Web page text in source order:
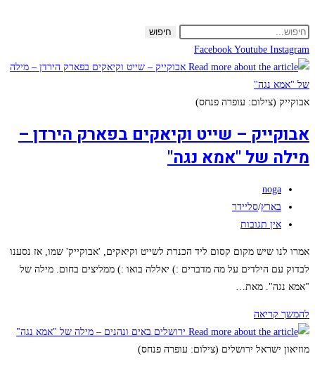
to
content
חיפוש
Facebook Youtube Instagram
אבוקייק (צילום: עופרה פנחס)
אבוקייק – שייט וקיאקים בפארק הירדן –
מילה של "אמא נגה"
מחבר:
noga
קטגוריה:
בארץ/סליידר
תגובות:
אין תגובות
אמרו לנו שיש מקום קסום ליד הכנרת לשייט וקיאקים, 'אבוקייק' שמו, אז נסענו
לבדוק עם הילדים על מה מדברים :) יאללה בואו :) ממליצים בחום. מילה של
"אמא נגה". מאת…
להמשך קריאהאבוקייק
–
שייט
מוזיאון ישראל ירושלים (צילום: עופרה פנחס)